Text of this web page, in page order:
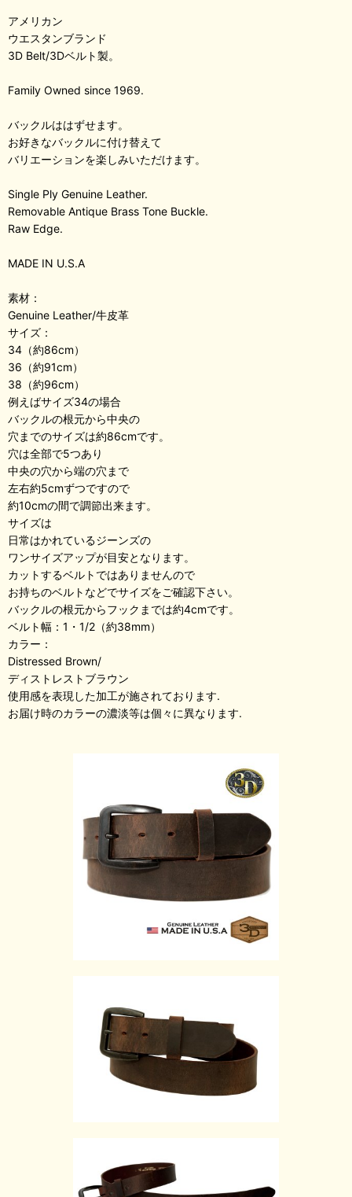
アメリカン
ウエスタンブランド
3D Belt/3Dベルト製。
Family Owned since 1969.
バックルははずせます。
お好きなバックルに付け替えて
バリエーションを楽しみいただけます。
Single Ply Genuine Leather.
Removable Antique Brass Tone Buckle.
Raw Edge.
MADE IN U.S.A
素材：
Genuine Leather/牛皮革
サイズ：
34（約86cm）
36（約91cm）
38（約96cm）
例えばサイズ34の場合
バックルの根元から中央の
穴までのサイズは約86cmです。
穴は全部で5つあり
中央の穴から端の穴まで
左右約5cmずつですので
約10cmの間で調節出来ます。
サイズは
日常はかれているジーンズの
ワンサイズアップが目安となります。
カットするベルトではありませんので
お持ちのベルトなどでサイズをご確認下さい。
バックルの根元からフックまでは約4cmです。
ベルト幅：1・1/2（約38mm）
カラー：
Distressed Brown/
ディストレストブラウン
使用感を表現した加工が施されております.
お届け時のカラーの濃淡等は個々に異なります.